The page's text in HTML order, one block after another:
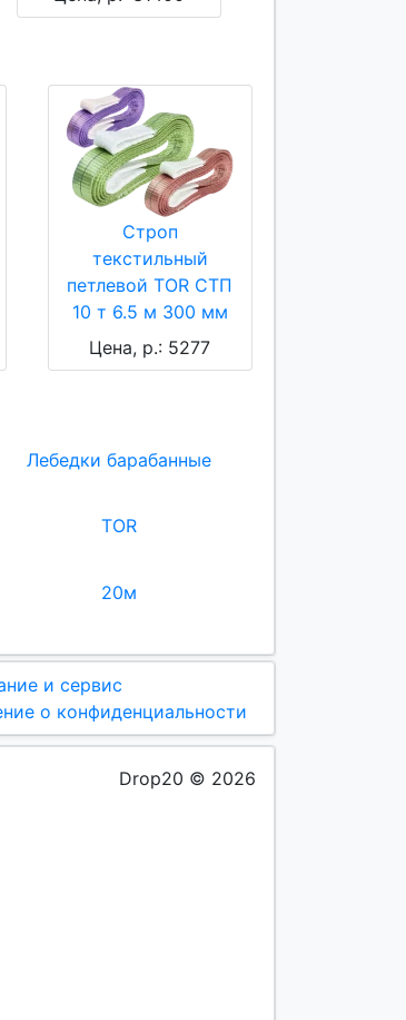
Строп
текстильный
петлевой TOR СТП
10 т 6.5 м 300 мм
Цена, р.: 5277
Лебедки барабанные
TOR
20м
и сервис
о конфиденциальности
Drop20 © 2026